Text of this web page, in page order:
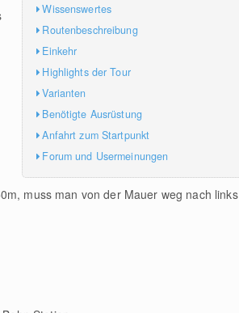
Wissenswertes
Routenbeschreibung
Einkehr
Highlights der Tour
Varianten
Benötigte Ausrüstung
Anfahrt zum Startpunkt
Forum und Usermeinungen
muss man von der Mauer weg nach links